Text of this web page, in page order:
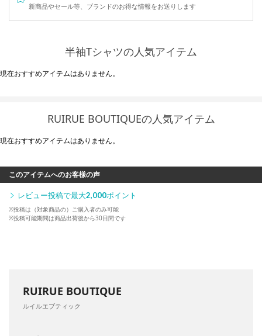
新商品やセール等、ブランドのお得な情報をお送りします
半袖Tシャツの人気アイテム
現在おすすめアイテムはありません。
RUIRUE BOUTIQUEの人気アイテム
現在おすすめアイテムはありません。
このアイテムへのお客様の声
レビュー投稿で最大2,000ポイント
※投稿は（対象商品の）ご購入者のみ可能
※投稿可能期間は商品出荷後から30日間です
RUIRUE BOUTIQUE
ルイルエブティック